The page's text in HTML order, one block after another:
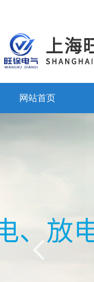
网站首页